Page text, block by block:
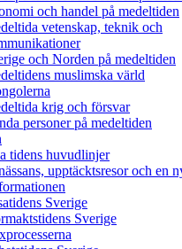
och handel på medeltiden
vetenskap, teknik och
och Norden på medeltiden
muslimska värld
krig och försvar
personer på medeltiden
tidens huvudlinjer
upptäcktsresor och en
Sverige
Sverige